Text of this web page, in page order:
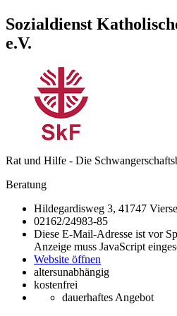
Sozialdienst
e.V.
Rat und Hilfe - Die
Beratung
Hildegardisweg 3, 41747
02162/24983-85
Diese E-Mail-Adresse ist vor
Anzeige muss JavaScript
Website öffnen
altersunabhängig
kostenfrei
dauerhaftes Angebot